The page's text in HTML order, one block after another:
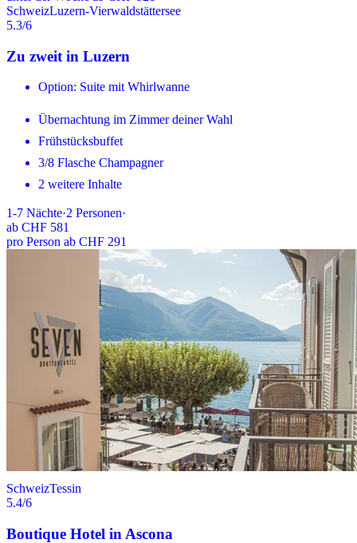
SchweizLuzern-Vierwaldstättersee
5.3/6
Zu zweit in Luzern
Option: Suite mit Whirlwanne
Übernachtung im Zimmer deiner Wahl
Frühstücksbuffet
3/8 Flasche Champagner
2 weitere Inhalte
1-7 Nächte·2 Personen·
ab CHF 581
pro Person ab CHF 291
SchweizTessin
5.4/6
Boutique Hotel in Ascona